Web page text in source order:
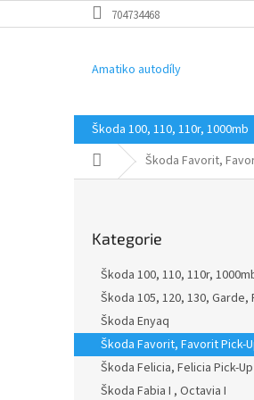
na
704734468
Amatiko autodíly
Škoda 100, 110, 110r, 1000mb
Domů Škoda Favorit,
kategorie
Kategorie
Škoda 100, 110, 110r,
Škoda 105, 120, 130, Garde,
Škoda Enyaq
Škoda Favorit, Favorit Pick-
Škoda Felicia, Felicia Pick-Up
Škoda Fabia I , Octavia I